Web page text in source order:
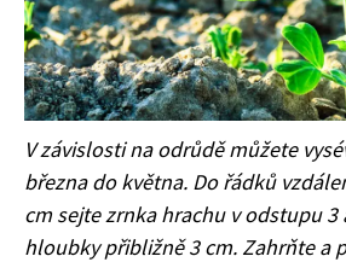
V závislosti na odrůdě můžete
března do května. Do řádků
cm sejte zrnka hrachu v odstupu 3
hloubky přibližně 3 cm. Zahrňte a